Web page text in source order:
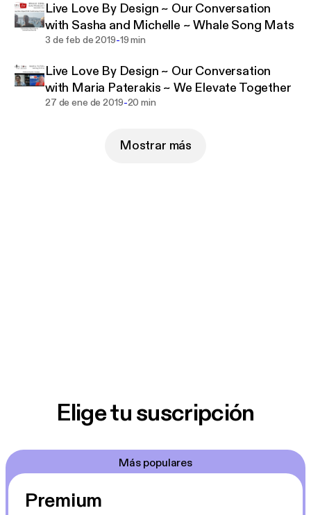
Live Love By Design ~ Our Conversation
with Sasha and Michelle ~ Whale Song Mats
3 de feb de 2019-19 min
Live Love By Design ~ Our Conversation
with Maria Paterakis ~ We Elevate Together
27 de ene de 2019-20 min
Mostrar más
Elige tu suscripción
Más populares
Premium